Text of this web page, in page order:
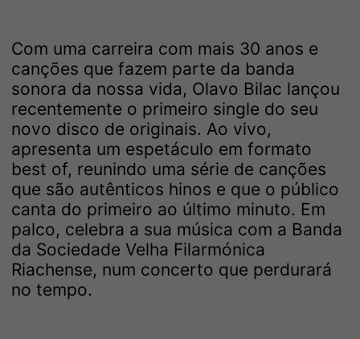
Com uma carreira com mais 30 anos e
canções que fazem parte da banda
sonora da nossa vida, Olavo Bilac lançou
recentemente o primeiro single do seu
novo disco de originais. Ao vivo,
apresenta um espetáculo em formato
best of, reunindo uma série de canções
que são autênticos hinos e que o público
canta do primeiro ao último minuto. Em
palco, celebra a sua música com a Banda
da Sociedade Velha Filarmónica
Riachense, num concerto que perdurará
no tempo.